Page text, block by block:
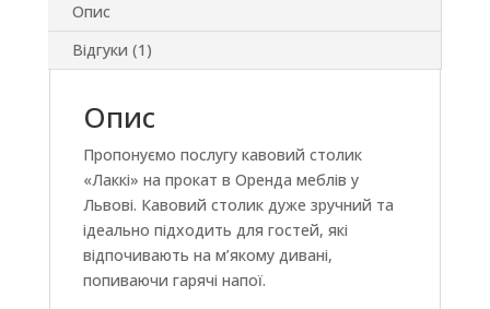
Опис
Відгуки (1)
Опис
Пропонуємо послугу кавовий столик
«Лаккі» на прокат в Оренда меблів у
Львові. Кавовий столик дуже зручний та
ідеально підходить для гостей, які
відпочивають на м’якому дивані,
попиваючи гарячі напої.